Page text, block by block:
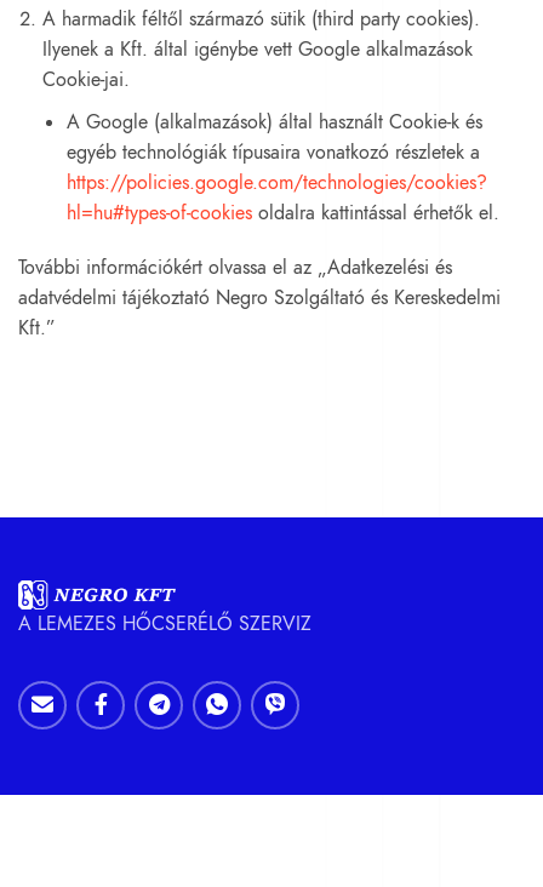
A harmadik féltől származó sütik (third party cookies).
Ilyenek a Kft. által igénybe vett Google alkalmazások
Cookie-jai.
A Google (alkalmazások) által használt Cookie-k és
egyéb technológiák típusaira vonatkozó részletek a
https://policies.google.com/technologies/cookies?
hl=hu#types-of-cookies oldalra kattintással érhetők el.
További információkért olvassa el az „Adatkezelési és
adatvédelmi tájékoztató Negro Szolgáltató és Kereskedelmi
Kft.”
A LEMEZES HŐCSERÉLŐ SZERVIZ